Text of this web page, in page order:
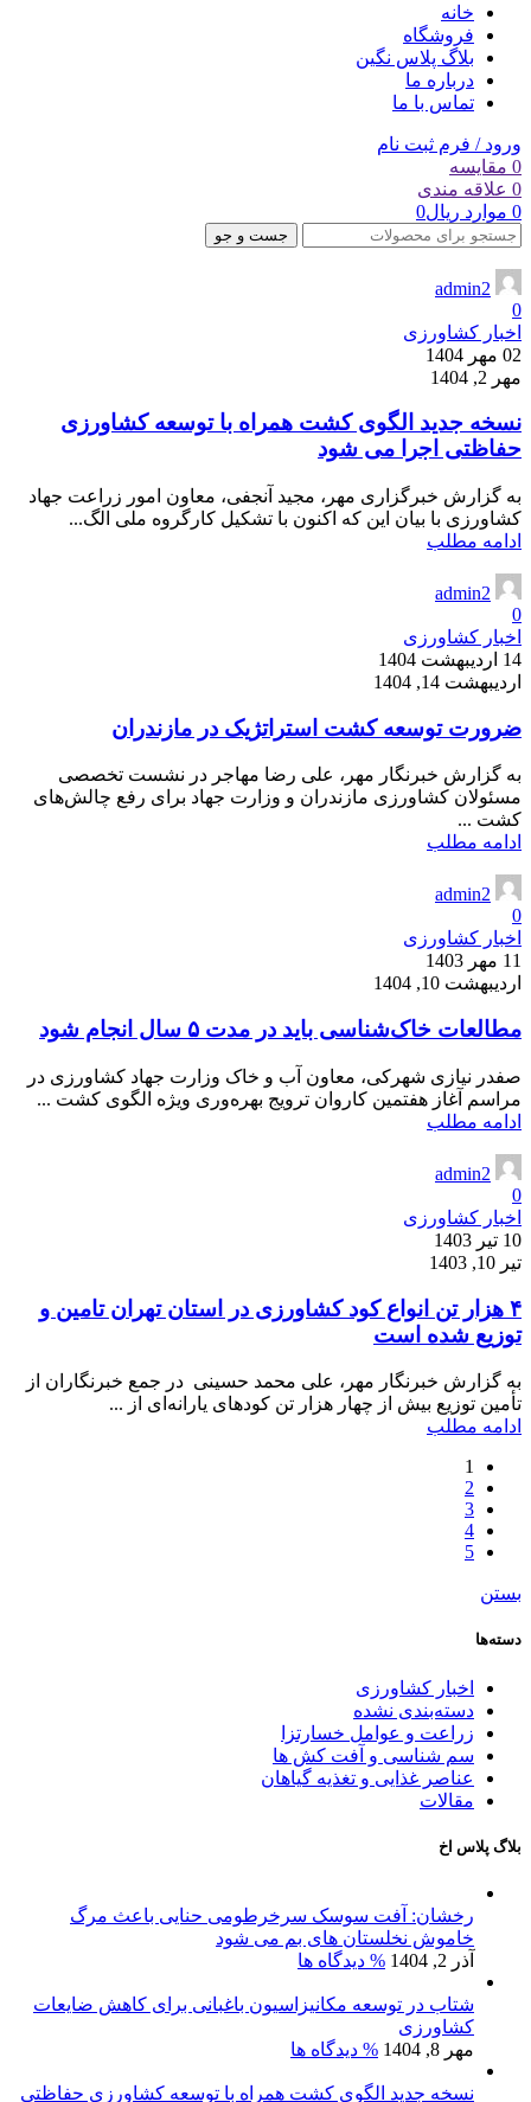
خانه
فروشگاه
بلاگ پلاس نگین
درباره ما
تماس با ما
ورود / فرم ثبت نام
0 مقایسه
0 علاقه مندی
0 موارد ریال0
جست و جو
admin2
0
اخبار کشاورزی
02 مهر 1404
مهر 2, 1404
نسخه جدید الگوی کشت همراه با توسعه کشاورزی
حفاظتی اجرا می شود
به گزارش خبرگزاری مهر، مجید آنجفی، معاون امور زراعت جهاد
کشاورزی با بیان این که اکنون با تشکیل کارگروه ملی الگ...
ادامه مطلب
admin2
0
اخبار کشاورزی
14 اردیبهشت 1404
اردیبهشت 14, 1404
ضرورت توسعه کشت استراتژیک در مازندران
به گزارش خبرنگار مهر، علی رضا مهاجر در نشست تخصصی
مسئولان کشاورزی مازندران و وزارت جهاد برای رفع چالش‌های
کشت ...
ادامه مطلب
admin2
0
اخبار کشاورزی
11 مهر 1403
اردیبهشت 10, 1404
مطالعات خاک‌شناسی باید در مدت ۵ سال انجام شود
صفدر نیازی شهرکی، معاون آب و خاک وزارت جهاد کشاورزی در
مراسم آغاز هفتمین کاروان ترویج بهره‌وری ویژه الگوی کشت ...
ادامه مطلب
admin2
0
اخبار کشاورزی
10 تیر 1403
تیر 10, 1403
۴ هزار تن انواع کود کشاورزی در استان تهران تامین و
توزیع شده است
به گزارش خبرنگار مهر، علی محمد حسینی در جمع خبرنگاران از
تأمین توزیع بیش از چهار هزار تن کودهای یارانه‌ای از ...
ادامه مطلب
1
2
3
4
5
بستن
دسته‌ها
اخبار کشاورزی
دسته‌بندی نشده
زراعت و عوامل خسارتزا
سم شناسی و آفت کش ها
عناصر غذایی و تغذیه گیاهان
مقالات
بلاگ پلاس اخ
رخشان: آفت سوسک سرخرطومی حنایی باعث مرگ
خاموش نخلستان های بم می شود
آذر 2, 1404
% دیدگاه ها
شتاب در توسعه مکانیزاسیون باغبانی برای کاهش ضایعات
کشاورزی
مهر 8, 1404
% دیدگاه ها
نسخه جدید الگوی کشت همراه با توسعه کشاورزی حفاظتی